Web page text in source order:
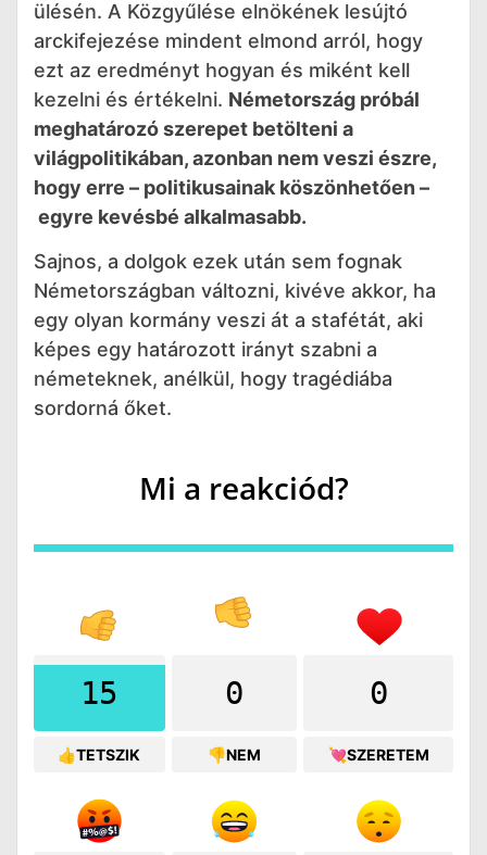
ülésén. A Közgyűlése elnökének lesújtó
arckifejezése mindent elmond arról, hogy
ezt az eredményt hogyan és miként kell
kezelni és értékelni. Németország próbál
meghatározó szerepet betölteni a
világpolitikában, azonban nem veszi észre,
hogy erre – politikusainak köszönhetően –
egyre kevésbé alkalmasabb.
Sajnos, a dolgok ezek után sem fognak
Németországban változni, kivéve akkor, ha
egy olyan kormány veszi át a stafétát, aki
képes egy határozott irányt szabni a
németeknek, anélkül, hogy tragédiába
sordorná őket.
Mi a reakciód?
15
👍TETSZIK
0
👎NEM
0
💘SZERETEM